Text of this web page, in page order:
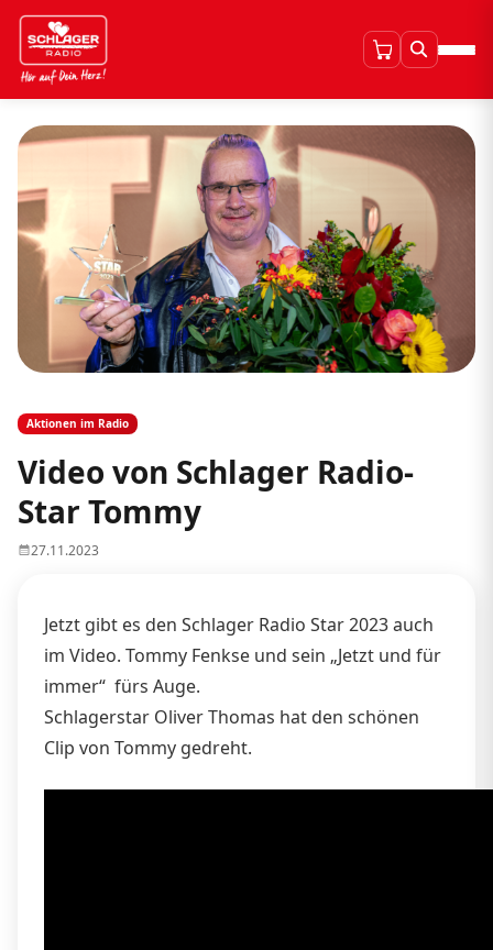
Aktionen im Radio
Video von Schlager Radio-
Star Tommy
27.11.2023
Jetzt gibt es den Schlager Radio Star 2023 auch
im Video. Tommy Fenkse und sein „Jetzt und für
immer“ fürs Auge.
Schlagerstar Oliver Thomas hat den schönen
Clip von Tommy gedreht.